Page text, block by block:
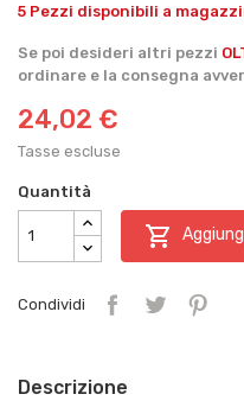
5 Pezzi disponibili a
Se poi desideri altri pezzi
ordinare e la consegna
24,02 €
Tasse escluse
Quantità

Condividi
Descrizione